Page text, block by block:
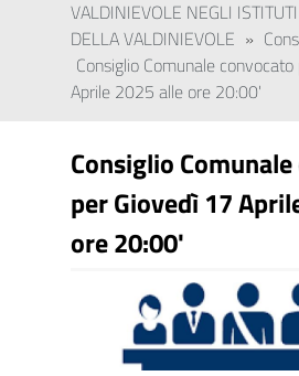
VALDINIEVOLE NEGLI
DELLA VALDINIEVOLE »
Consiglio Comunale
Aprile 2025 alle ore 20:00'
Consiglio
per Giovedì 17
ore 20:00'